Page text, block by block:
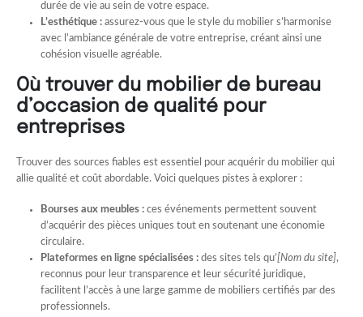
durée de vie au sein de votre espace.
L’esthétique :assurez-vous que le style du mobilier s’harmonise
avec l’ambiance générale de votre entreprise, créant ainsi une
cohésion visuelle agréable.
Où trouver du mobilier de bureau
d’occasion de qualité pour
entreprises
Trouver des sources fiables est essentiel pour acquérir du mobilier qui
allie qualité et coût abordable. Voici quelques pistes à explorer :
Bourses aux meubles :ces événements permettent souvent
d’acquérir des pièces uniques tout en soutenant une économie
circulaire.
Plateformes en ligne spécialisées :des sites tels qu’[Nom du site],
reconnus pour leur transparence et leur sécurité juridique,
facilitent l’accès à une large gamme de mobiliers certifiés par des
professionnels.